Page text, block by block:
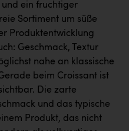
ein fruchtiger
Sortiment um süße
Produktentwicklung
Geschmack, Textur
nahe an klassische
beim Croissant ist
Die zarte
und das typische
Produkt, das nicht